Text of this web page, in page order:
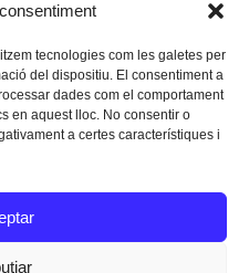
tecnologies com les galetes per
del dispositiu. El consentiment a
dades com el comportament
en aquest lloc. No consentir o
a certes característiques i
l’equip de govern”
Facebook
Twitter
Legals